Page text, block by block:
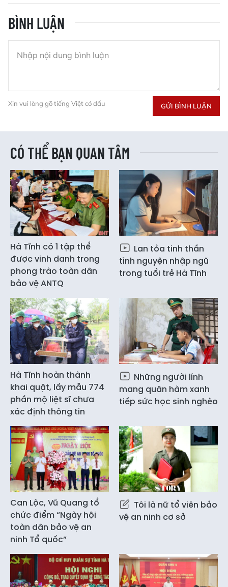
BÌNH LUẬN
Xin vui lòng gõ tiếng Việt có dấu GỬI BÌNH LUẬN
CÓ THỂ BẠN QUAN TÂM
Hà Tĩnh có 1 tập thể
được vinh danh trong
phong trào toàn dân
bảo vệ ANTQ
Lan tỏa tinh thần
tình nguyện nhập ngũ
trong tuổi trẻ Hà Tĩnh
Hà Tĩnh hoàn thành
khai quật, lấy mẫu 774
phần mộ liệt sĩ chưa
xác định thông tin
Những người lính
mang quân hàm xanh
tiếp sức học sinh nghèo
Can Lộc, Vũ Quang tổ
chức điểm “Ngày hội
toàn dân bảo vệ an
ninh Tổ quốc”
Tôi là nữ tổ viên bảo
vệ an ninh cơ sở